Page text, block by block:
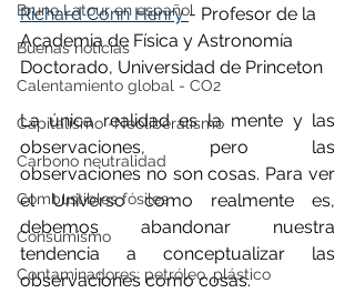
Bruno Latour en español
Buenas noticias
Calentamiento global - CO2
Capitalismo -Neoliberalismo
Carbono neutralidad
Combustibles fósiles
Consumismo
Contaminadores: petróleo, plástico
Richard Conn Henry - Profesor de la
Academia de Física y Astronomía
Doctorado, Universidad de Princeton
La única realidad es la mente y las
observaciones, pero las
observaciones no son cosas. Para ver
el Universo como realmente es,
debemos abandonar nuestra
tendencia a conceptualizar las
observaciones como cosas.